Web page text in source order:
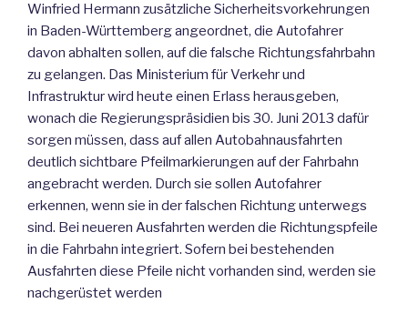
Winfried Hermann zusätzliche Sicherheitsvorkehrungen
in Baden-Württemberg angeordnet, die Autofahrer
davon abhalten sollen, auf die falsche Richtungsfahrbahn
zu gelangen. Das Ministerium für Verkehr und
Infrastruktur wird heute einen Erlass herausgeben,
wonach die Regierungspräsidien bis 30. Juni 2013 dafür
sorgen müssen, dass auf allen Autobahnausfahrten
deutlich sichtbare Pfeilmarkierungen auf der Fahrbahn
angebracht werden. Durch sie sollen Autofahrer
erkennen, wenn sie in der falschen Richtung unterwegs
sind. Bei neueren Ausfahrten werden die Richtungspfeile
in die Fahrbahn integriert. Sofern bei bestehenden
Ausfahrten diese Pfeile nicht vorhanden sind, werden sie
nachgerüstet werden